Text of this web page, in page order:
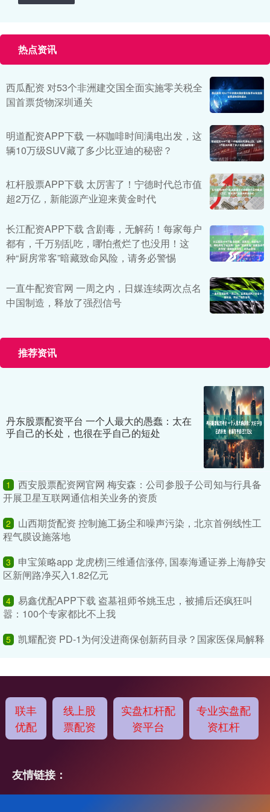
热点资讯
西瓜配资 对53个非洲建交国全面实施零关税全
国首票货物深圳通关
明道配资APP下载 一杯咖啡时间满电出发，这
辆10万级SUV藏了多少比亚迪的秘密？
杠杆股票APP下载 太厉害了！宁德时代总市值
超2万亿，新能源产业迎来黄金时代
长江配资APP下载 含剧毒，无解药！每家每户
都有，千万别乱吃，哪怕煮烂了也没用！这
种“厨房常客”暗藏致命风险，请务必警惕
一直牛配资官网 一周之内，日媒连续两次点名
中国制造，释放了强烈信号
推荐资讯
丹东股票配资平台 一个人最大的愚蠢：太在
乎自己的长处，也很在乎自己的短处
1
西安股票配资网官网 梅安森：公司参股子公司知与行具备
开展卫星互联网通信相关业务的资质
2
山西期货配资 控制施工扬尘和噪声污染，北京首例线性工
程气膜设施落地
3
申宝策略app 龙虎榜|三维通信涨停, 国泰海通证券上海静安
区新闸路净买入1.82亿元
4 易鑫优配APP下载 盗墓祖师爷姚玉忠，被捕后还疯狂叫
嚣：100个专家都比不上我
5 凯耀配资 PD-1为何没进商保创新药目录？国家医保局解释
联丰
优配
线上股
票配资
实盘杠杆配
资平台
专业实盘配
资杠杆
友情链接：